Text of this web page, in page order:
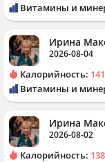
Витамины и
Ирина
2026-08-04
Калорийность:
Витамины и
Ирина
2026-08-02
Калорийность: